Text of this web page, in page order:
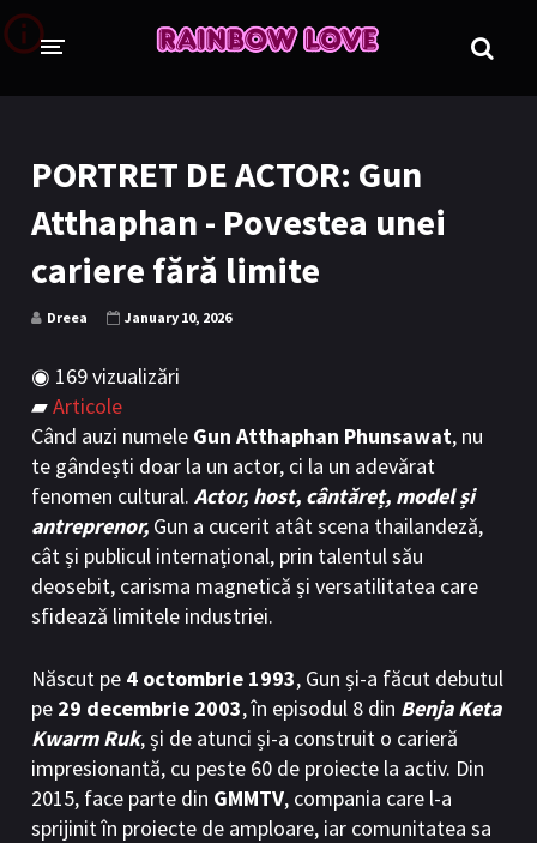
PROIECTE
EMISIUNI
COLECȚII LGBTQ
BL Thailanda BL Coreea de Sud
BL Japonia BL Taiwan
Bromance / BL China
LGBTQ+ NON-ASIA
RECOMANDĂRI PROIECTE
ALĂTURĂ-TE
PORTRET DE ACTOR: Gun
Atthaphan - Povestea unei
cariere fără limite
Dreea January 10, 2026
◉ 169 vizualizări
▰Articole
Când auzi numele Gun Atthaphan Phunsawat, nu
te gândești doar la un actor, ci la un adevărat
fenomen cultural. Actor, host, cântăreț, model și
antreprenor, Gun a cucerit atât scena thailandeză,
cât și publicul internațional, prin talentul său
deosebit, carisma magnetică și versatilitatea care
sfidează limitele industriei.
Născut pe 4 octombrie 1993, Gun și-a făcut debutul
pe 29 decembrie 2003, în episodul 8 din Benja Keta
Kwarm Ruk, și de atunci și-a construit o carieră
impresionantă, cu peste 60 de proiecte la activ. Din
2015, face parte din GMMTV, compania care l-a
sprijinit în proiecte de amploare, iar comunitatea sa